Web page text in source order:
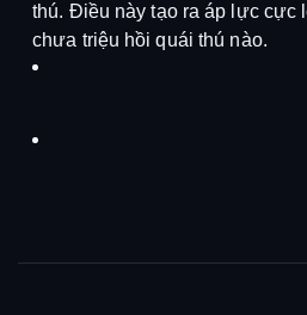
thú. Điều này tạo ra áp lực cực
chưa triệu hồi quái thú nào.